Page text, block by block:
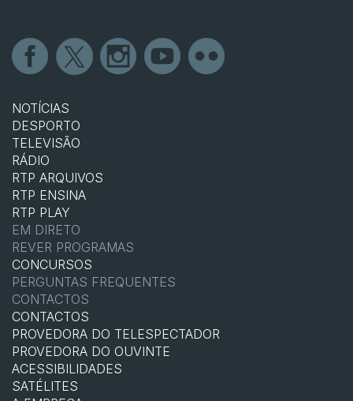
NOTÍCIAS
DESPORTO
TELEVISÃO
RÁDIO
RTP ARQUIVOS
RTP ENSINA
RTP PLAY
EM DIRETO
REVER PROGRAMAS
CONCURSOS
PERGUNTAS FREQUENTES
CONTACTOS
CONTACTOS
PROVEDORA DO TELESPECTADOR
PROVEDORA DO OUVINTE
ACESSIBILIDADES
SATÉLITES